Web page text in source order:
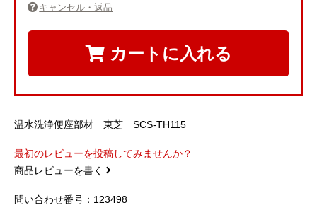
キャンセル・返品
カートに入れる
温水洗浄便座部材 東芝 SCS-TH115
最初のレビューを投稿してみませんか？
商品レビューを書く
問い合わせ番号：123498